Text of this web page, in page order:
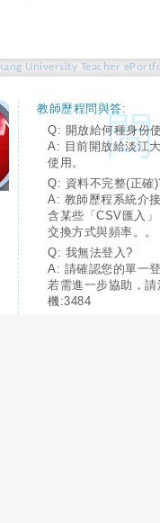
University Teacher
教師歷程問與答:
Q: 開放給何種身份
A: 目前開放給淡江
使用。
Q: 資料不完整(正確
A: 教師歷程系統介
含某些「CSV匯入
交換方式與頻率。。
Q: 我無法登入?
A: 請確認您的單一
若需進一步協助，
機:3484